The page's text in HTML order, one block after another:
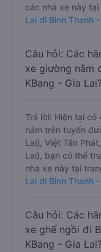
các nhà xe này
Lai đi Bình Thạnh
Câu hỏi: Các
xe giường nằm
KBang - Gia Lai?
Trả lời: Hiện tại
nằm trên tuyến
Lai), Việt Tân
Lai), bạn có thể
nhà xe này tại
Lai đi Bình Thạnh
Câu hỏi: Các
xe ghế ngồi đi
KBang - Gia Lai?